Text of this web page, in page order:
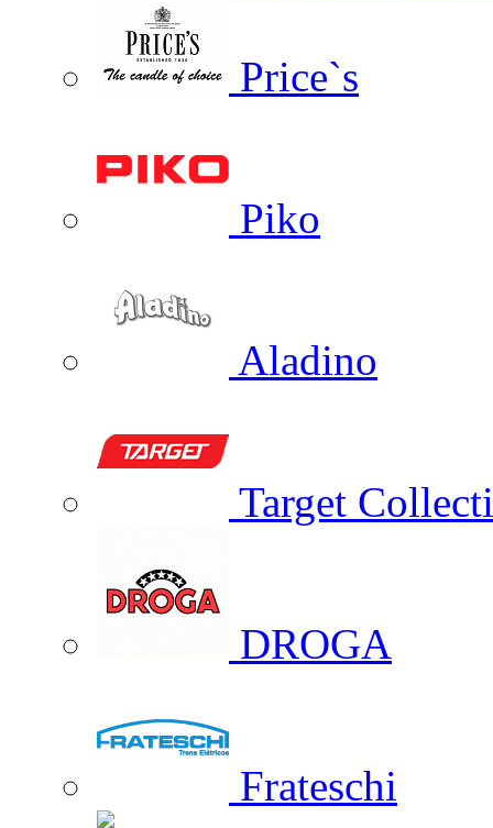
Price`s
Piko
Aladino
Target
DROGA
Frateschi